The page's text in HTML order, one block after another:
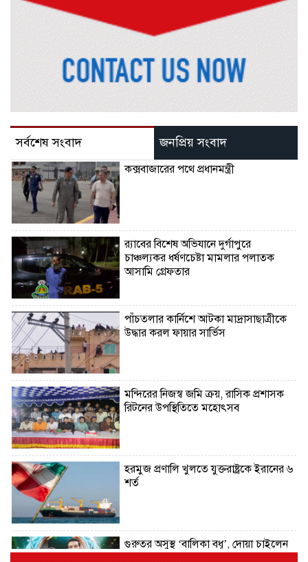
সর্বশেষ সংবাদ জনপ্রিয় সংবাদ
কক্সবাজারের পথে প্রধানমন্ত্রী
র‌্যাবের বিশেষ অভিযানে দুর্গাপুরে
চাঞ্চল্যকর ধর্ষণচেষ্টা মামলার পলাতক
আসামি গ্রেফতার
পাঁচতলার কার্নিশে আটকা মাদ্রাসাছাত্রীকে
উদ্ধার করল ফায়ার সার্ভিস
মন্দিরের নিজস্ব জমি ক্রয়, রাসিক প্রশাসক
রিটনের উপস্থিতিতে মহোৎসব
হরমুজ প্রণালি খুলতে যুক্তরাষ্ট্রকে ইরানের ৬
শর্ত
গুরুতর অসুস্থ ‘বালিকা বধূ’, দোয়া চাইলেন